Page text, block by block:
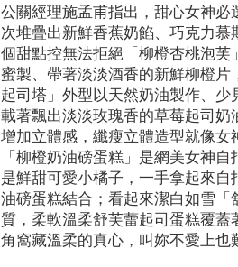
公關經理施孟甫指出，甜心女神
次堆疊出新鮮香蕉奶餡、巧克力
個甜點控無法拒絕「柳橙杏桃泡
蜜製、帶著淡淡酒香的新鮮柳橙
起司塔」外型以天然奶油製作、
載著飄出淡淡玫瑰香的草莓起司
增加立體感，纖瘦立體造型就像
「柳橙奶油磅蛋糕」是網美女神
是鮮甜可愛小橘子，一手拿起來
油磅蛋糕結合；看起來潔白如雪
質，柔軟溫柔舒芙蕾起司蛋糕覆
角窩藏溫柔的真心，叫妳不愛上